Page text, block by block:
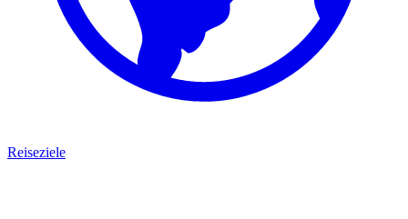
Reiseziele